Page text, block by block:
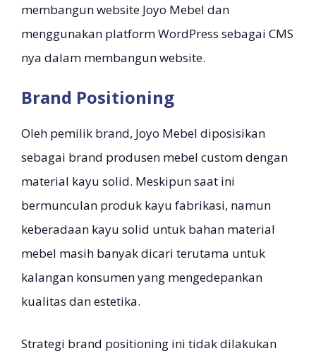
membangun website Joyo Mebel dan
menggunakan platform WordPress sebagai CMS
nya dalam membangun website.
Brand Positioning
Oleh pemilik brand, Joyo Mebel diposisikan
sebagai brand produsen mebel custom dengan
material kayu solid. Meskipun saat ini
bermunculan produk kayu fabrikasi, namun
keberadaan kayu solid untuk bahan material
mebel masih banyak dicari terutama untuk
kalangan konsumen yang mengedepankan
kualitas dan estetika.
Strategi brand positioning ini tidak dilakukan